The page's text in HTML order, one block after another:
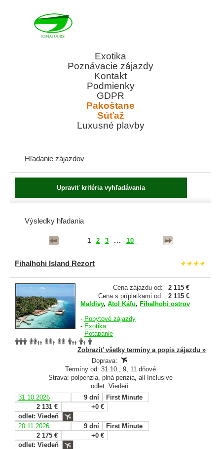
Exotika
Poznávacie zájazdy
Kontakt
Podmienky
GDPR
Pakoštane
Súťaž
Luxusné plavby
Hľadanie zájazdov
Výsledky hľadania
1 2 3 ... 10
Fihalhohi Island Rezort
Cena zájazdu od:
2 115 €
Cena s príplatkami od:
2 115 €
Maldivy, Atol Káfu, Fihalhohi ostrov
- Pobytové zájazdy
- Exotika
- Potápanie
Zobraziť všetky termíny a popis zájazdu »
Doprava:
Termíny od: 31.10., 9, 11 dňové
Strava: polpenzia, plná penzia, all Inclusive
odlet: Viedeň
31.10.2026
9 dní
First Minute
2 131 €
+0 €
odlet: Viedeň
20.11.2026
9 dní
First Minute
2 175 €
+0 €
odlet: Viedeň